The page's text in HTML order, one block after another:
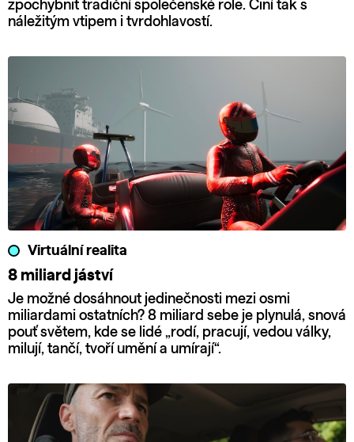
zpochybnit tradiční společenské role. Činí tak s
náležitým vtipem i tvrdohlavostí.
Virtuální realita
8 miliard jáství
Je možné dosáhnout jedinečnosti mezi osmi
miliardami ostatních? 8 miliard sebe je plynulá, snová
pouť světem, kde se lidé „rodí, pracují, vedou války,
milují, tančí, tvoří umění a umírají“.